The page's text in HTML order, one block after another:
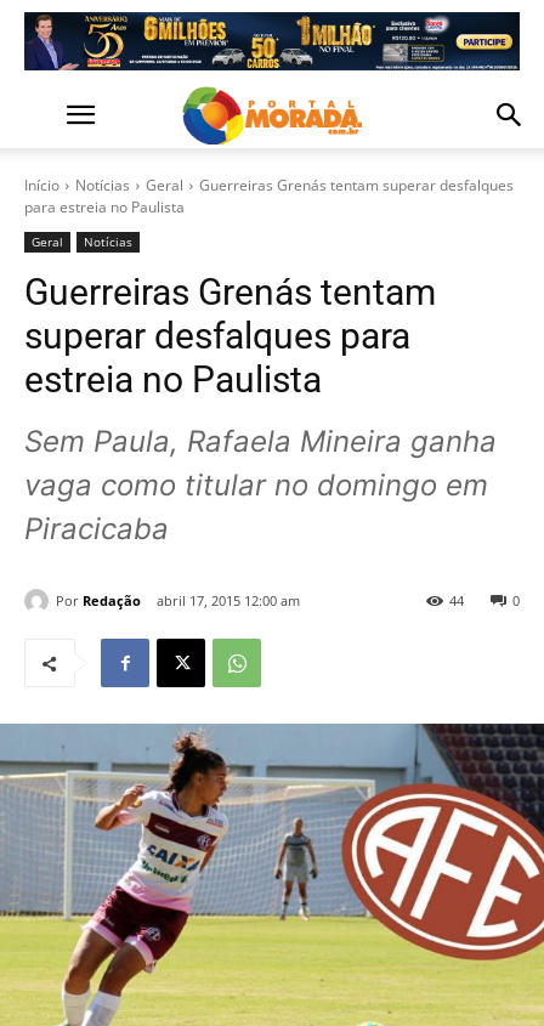
Início Notícias Geral
Guerreiras Grenás tentam superar desfalques
para estreia no Paulista
Geral Notícias
Guerreiras Grenás tentam
superar desfalques para
estreia no Paulista
Sem Paula, Rafaela Mineira ganha
vaga como titular no domingo em
Piracicaba
Por Redação abril 17, 2015 12:00 am 0
44